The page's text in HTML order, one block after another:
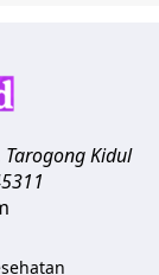
Tarogong Kidul